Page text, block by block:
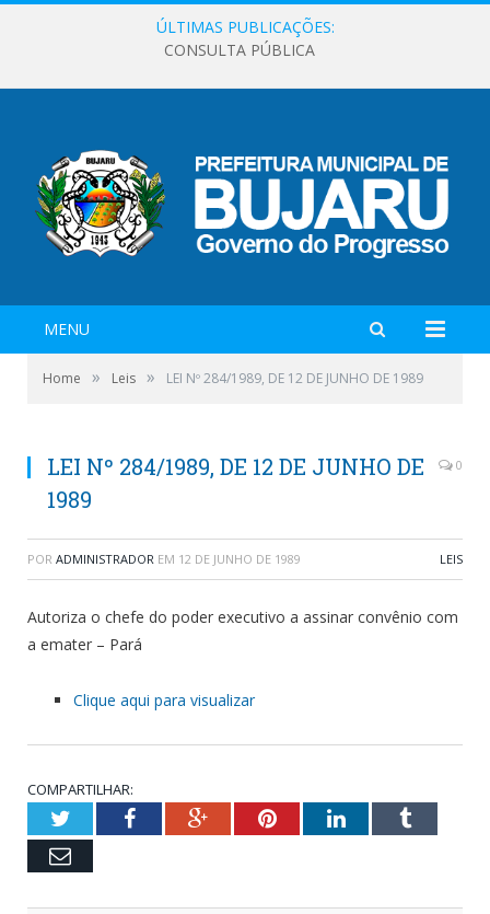
ÚLTIMAS PUBLICAÇÕES:
CONSULTA PÚBLICA
MENU
Home » Leis » LEI Nº 284/1989, DE 12 DE JUNHO DE 1989
LEI Nº 284/1989, DE 12 DE JUNHO DE
1989
0
POR ADMINISTRADOR EM 12 DE JUNHO DE 1989 LEIS
Autoriza o chefe do poder executivo a assinar convênio com
a emater – Pará
Clique aqui para visualizar
COMPARTILHAR:
TwitterFacebookGoogle+PinterestLinkedInTumblr
Email